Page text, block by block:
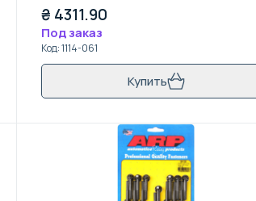
₴ 4311.90
Под заказ
Код:1114-061
Купить